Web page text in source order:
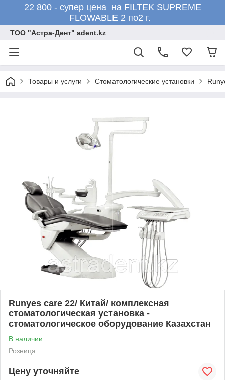
22 800 - супер цена на FILTEK SUPREME
FLOWABLE 2 по2 г.
ТОО "Астра-Дент" adent.kz
Товары и услуги Стоматологические установки
Runyes care 22/ Китай/ комплексная
стоматологическая установка -
стоматологическое оборудование Казахстан
В наличии
Розница
Цену уточняйте